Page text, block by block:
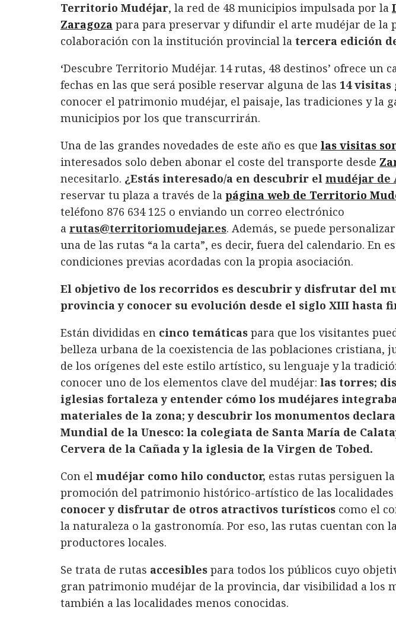
c
e
b
o
o
k
it
te
r
n
k
e
d
I
n
at
s
A
p
p
ai
l
m
p
a
rt
ir
Territorio Mudéjar, la red de 48 municipios impulsada por la
Zaragoza para para preservar y difundir el arte mudéjar de la
colaboración con la institución provincial la tercera edición
‘Descubre Territorio Mudéjar. 14 rutas, 48 destinos’ ofrece un
fechas en las que será posible reservar alguna de las 14 visitas
conocer el patrimonio mudéjar, el paisaje, las tradiciones y la
municipios por los que transcurrirán.
Una de las grandes novedades de este año es que las visitas
interesados solo deben abonar el coste del transporte desde
necesitarlo. ¿Estás interesado/a en descubrir el mudéjar de
reservar tu plaza a través de la página web de Territorio
teléfono 876 634 125 o enviando un correo electrónico
a rutas@territoriomudejar.es. Además, se puede
una de las rutas “a la carta”, es decir, fuera del calendario. En
condiciones previas acordadas con la propia asociación.
El objetivo de los recorridos es descubrir y disfrutar del
provincia y conocer su evolución desde el siglo XIII hasta
Están divididas en cinco temáticas para que los visitantes
belleza urbana de la coexistencia de las poblaciones cristiana,
de los orígenes del este estilo artístico, su lenguaje y la
conocer uno de los elementos clave del mudéjar: las torres;
iglesias fortaleza y entender cómo los mudéjares
materiales de la zona; y descubrir los monumentos
Mundial de la Unesco: la colegiata de Santa María de
Cervera de la Cañada y la iglesia de la Virgen de Tobed.
Con el mudéjar como hilo conductor, estas rutas persiguen
promoción del patrimonio histórico-artístico de las localidades
conocer y disfrutar de otros atractivos turísticos como el
la naturaleza o la gastronomía. Por eso, las rutas cuentan con
productores locales.
Se trata de rutas accesibles para todos los públicos cuyo
gran patrimonio mudéjar de la provincia, dar visibilidad a los
también a las localidades menos conocidas.